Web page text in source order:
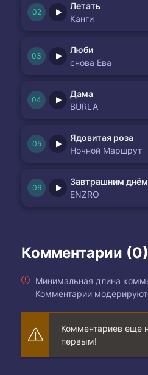
Летать
Канги
Люби
снова Ева
Дама
BURLA
Ядовитая роза
Ночной Маршрут
Завтрашним днём
ENZRO
Комментарии (0)
Минимальная длина
Комментарии
Комментариев еще
первым!